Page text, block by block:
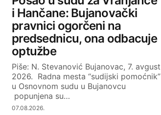
SUBMIT COMMENT
i Hančane: Bujanovački
pravnici ogorčeni na
predsednicu, ona odbacuje
optužbe
Piše: N. Stevanović Bujanovac, 7. avgust
2026. Radna mesta “sudijski pomoćnik”
u Osnovnom sudu u Bujanovcu
popunjena su…
07.08.2026.